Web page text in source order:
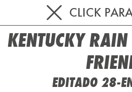
CLICK
KENTUCKY
EDITADO 28-